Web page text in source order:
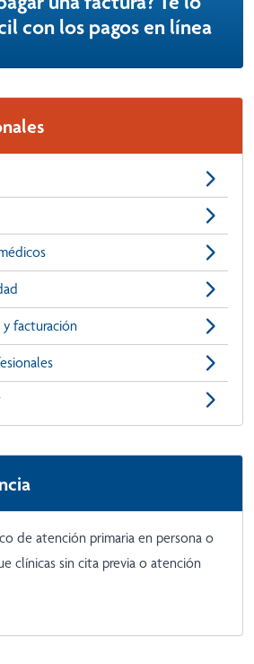
con los pagos en línea
y facturación
de atención primaria en persona o
clínicas sin cita previa o atención